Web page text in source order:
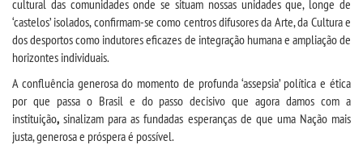
PUBLICAÇÕES
DESTAQUES
REVISTAS ELETRÔNICAS
cultural das comunidades onde se situam nossas unidades que, longe de
‘castelos’ isolados, confirmam-se como centros difusores da Arte, da Cultura e
dos desportos como indutores eficazes de integração humana e ampliação de
horizontes individuais.
A confluência generosa do momento de profunda ‘assepsia’ política e ética
por que passa o Brasil e do passo decisivo que agora damos com a
instituição, sinalizam para as fundadas esperanças de que uma Nação mais
justa, generosa e próspera é possível.